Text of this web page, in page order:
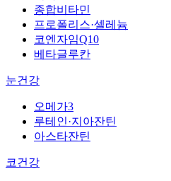
종합비타민
프로폴리스·셀레늄
코엔자임Q10
베타글루칸
눈건강
오메가3
루테인·지아잔틴
아스타잔틴
코건강